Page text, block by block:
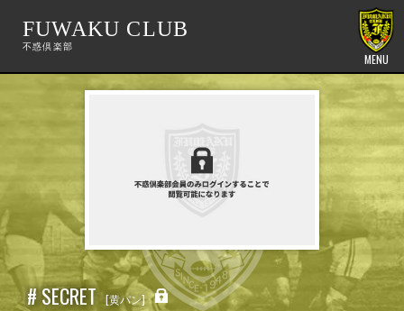
FUWAKU CLUB
MENU
# SECRET 黄パン